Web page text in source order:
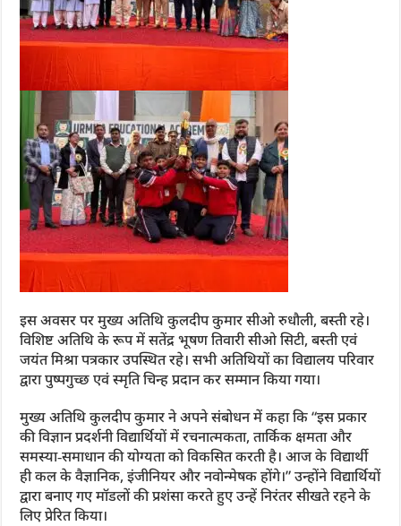
इस अवसर पर मुख्य अतिथि कुलदीप कुमार सीओ रुधौली, बस्ती रहे।
विशिष्ट अतिथि के रूप में सतेंद्र भूषण तिवारी सीओ सिटी, बस्ती एवं
जयंत मिश्रा पत्रकार उपस्थित रहे। सभी अतिथियों का विद्यालय परिवार
द्वारा पुष्पगुच्छ एवं स्मृति चिन्ह प्रदान कर सम्मान किया गया।
मुख्य अतिथि कुलदीप कुमार ने अपने संबोधन में कहा कि “इस प्रकार
की विज्ञान प्रदर्शनी विद्यार्थियों में रचनात्मकता, तार्किक क्षमता और
समस्या‑समाधान की योग्यता को विकसित करती है। आज के विद्यार्थी
ही कल के वैज्ञानिक, इंजीनियर और नवोन्मेषक होंगे।” उन्होंने विद्यार्थियों
द्वारा बनाए गए मॉडलों की प्रशंसा करते हुए उन्हें निरंतर सीखते रहने के
लिए प्रेरित किया।